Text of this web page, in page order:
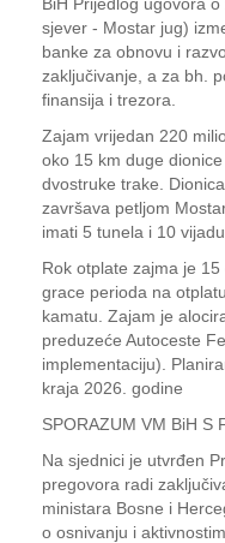
sjever - Mostar jug)
banke za obnovu i
zaključivanje, a za bh.
finansija i trezora.
Zajam vrijedan 220
oko 15 km duge
dvostruke trake.
završava petljom
imati 5 tunela i 10
Rok otplate zajma je
grace perioda na
kamatu. Zajam je
preduzeće Autoceste
implementaciju).
kraja 2026. godine
SPORAZUM VM BiH S
Na sjednici je utvrđen
pregovora radi
ministara Bosne i
o osnivanju i